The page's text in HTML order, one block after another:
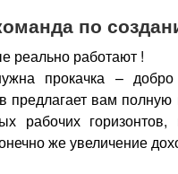
по
реально работают !
прокачка –
предлагает вам полную
рабочих горизонтов,
же увеличение